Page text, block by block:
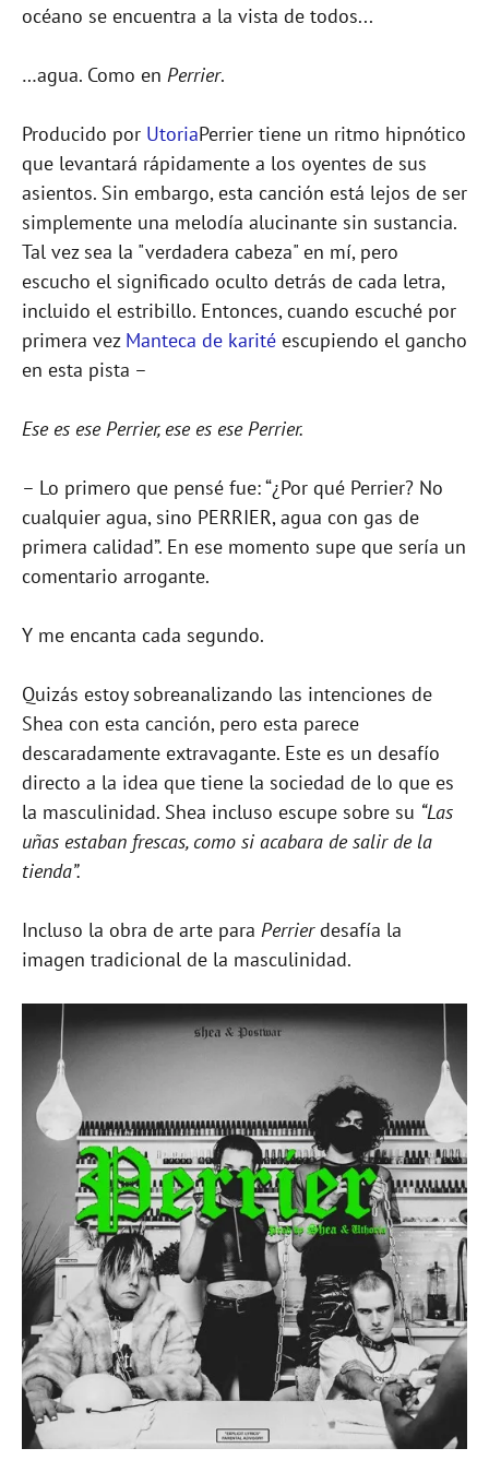
océano se encuentra a la vista de todos...
…agua. Como en Perrier.
Producido por UtoriaPerrier tiene un ritmo hipnótico
que levantará rápidamente a los oyentes de sus
asientos. Sin embargo, esta canción está lejos de ser
simplemente una melodía alucinante sin sustancia.
Tal vez sea la "verdadera cabeza" en mí, pero
escucho el significado oculto detrás de cada letra,
incluido el estribillo. Entonces, cuando escuché por
primera vez Manteca de karité escupiendo el gancho
en esta pista –
Ese es ese Perrier, ese es ese Perrier.
– Lo primero que pensé fue: “¿Por qué Perrier? No
cualquier agua, sino PERRIER, agua con gas de
primera calidad”. En ese momento supe que sería un
comentario arrogante.
Y me encanta cada segundo.
Quizás estoy sobreanalizando las intenciones de
Shea con esta canción, pero esta parece
descaradamente extravagante. Este es un desafío
directo a la idea que tiene la sociedad de lo que es
la masculinidad. Shea incluso escupe sobre su “Las
uñas estaban frescas, como si acabara de salir de la
tienda”.
Incluso la obra de arte para Perrierdesafía la
imagen tradicional de la masculinidad.